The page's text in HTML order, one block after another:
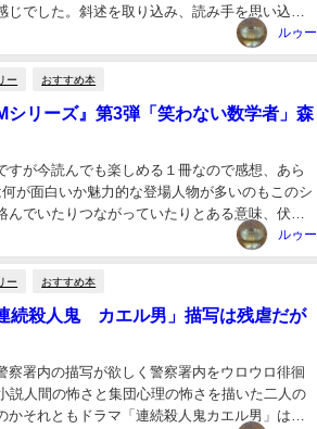
でした。斜述を取り込み、読み手を思い込み
ルゥー
ー おすすめ本
リーズ』第3弾「笑わない数学者」森
が今読んでも楽しめる１冊なので感想、あら
が面白いか魅力的な登場人物が多いのもこのシ
でいたりつながっていたりとある意味、伏線
るシリーズです...
ルゥー
ー おすすめ本
続殺人鬼 カエル男」描写は残虐だが
署内の描写が欲しく警察署内をウロウロ徘徊
説人間の怖さと集団心理の怖さを描いた二人の
それともドラマ「連続殺人鬼カエル男」はユ